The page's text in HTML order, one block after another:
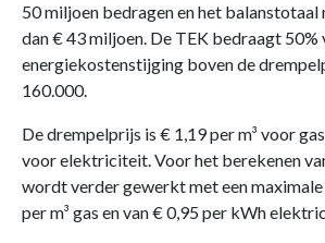
50 miljoen bedragen en het balanstotaal
dan € 43 miljoen. De TEK bedraagt 50%
energiekostenstijging boven de
160.000.
De drempelprijs is € 1,19 per m³ voor
voor elektriciteit. Voor het berekenen
wordt verder gewerkt met een
per m³ gas en van € 0,95 per kWh